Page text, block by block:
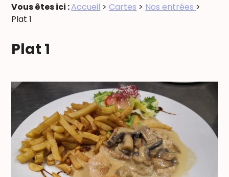
Vous êtes ici :Accueil >Cartes > Nos entrées >
Plat 1
Plat 1